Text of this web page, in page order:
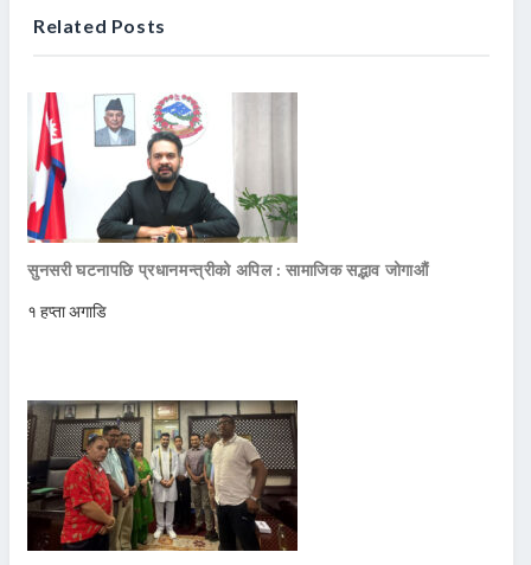
Related Posts
सुनसरी घटनापछि प्रधानमन्त्रीको अपिल : सामाजिक सद्भाव जोगाऔं
१ हप्ता अगाडि